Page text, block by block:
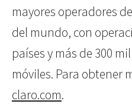
mayores operadores
del mundo, con
países y más de 300
móviles. Para obtener
claro.com.